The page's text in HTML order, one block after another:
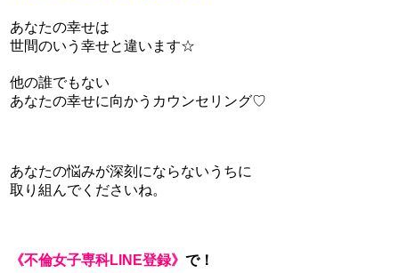
あなたの幸せは
世間のいう幸せと違います☆
他の誰でもない
あなたの幸せに向かうカウンセリング♡
あなたの悩みが深刻にならないうちに
取り組んでくださいね。
《不倫女子専科LINE登録》で！